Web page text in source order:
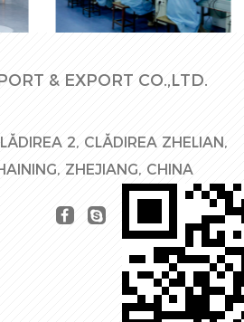
producție
& EXPORT CO.,LTD.
2, CLĂDIREA ZHELIAN,
ZHEJIANG, CHINA